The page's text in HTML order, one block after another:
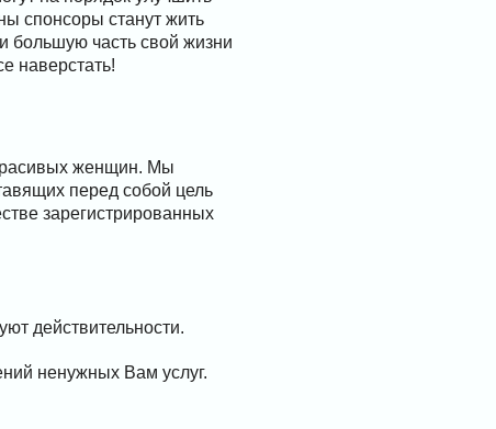
спонсоры станут жить
большую часть свой жизни
наверстать!
женщин. Мы
перед собой цель
зарегистрированных
действительности.
ненужных Вам услуг.